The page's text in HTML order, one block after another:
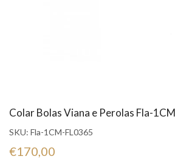
Colar Bolas Viana e Perolas Fla-
SKU: Fla-1CM-FL0365
€170,00